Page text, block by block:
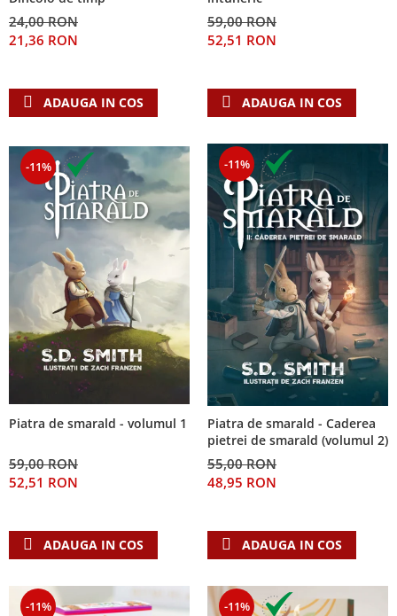
24,00 RON
21,36 RON
ADAUGA IN COS
59,00 RON
52,51 RON
ADAUGA IN COS
-11%
Piatra de smarald - volumul 1
59,00 RON
52,51 RON
ADAUGA IN COS
-11%
Piatra de smarald - Caderea
pietrei de smarald (volumul 2)
55,00 RON
48,95 RON
ADAUGA IN COS
-11% -11%